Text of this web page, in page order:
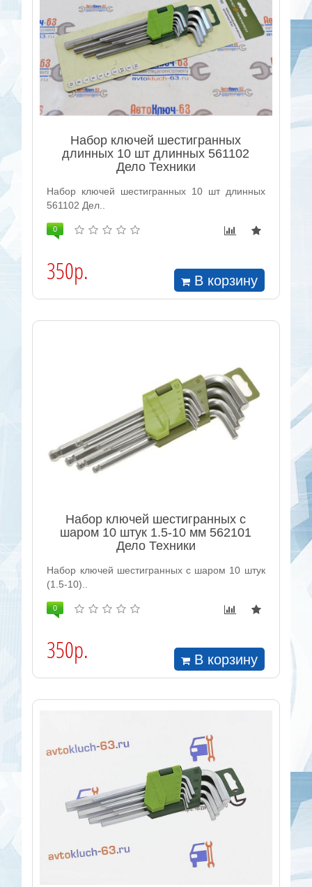
Набор ключей шестигранных
длинных 10 шт длинных 561102
Дело Техники
Набор ключей шестигранных 10 шт длинных
561102 Дел..
0
350р. В корзину
Набор ключей шестигранных с
шаром 10 штук 1.5-10 мм 562101
Дело Техники
Набор ключей шестигранных с шаром 10 штук
(1.5-10)..
0
350р. В корзину